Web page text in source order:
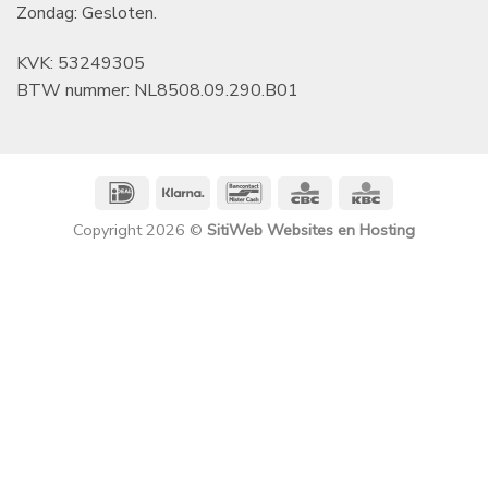
Zondag: Gesloten.
KVK: 53249305
BTW nummer: NL8508.09.290.B01
IDeal Klarna BancontactCBC
Copyright 2026 © SitiWeb Websites en Hosting